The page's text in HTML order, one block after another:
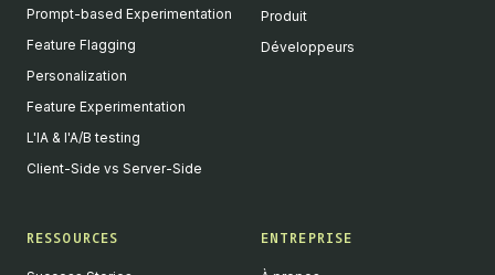
Prompt-based Experimentation
Feature Flagging
Personalization
Feature Experimentation
L'IA & l'A/B testing
Client-Side vs Server-Side
Produit
Développeurs
RESSOURCES ENTREPRISE